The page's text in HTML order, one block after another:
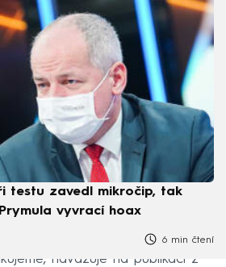
testu zavedl mikročip, tak
vyvrací hoax
6 min čtení
navazuje na publikaci z